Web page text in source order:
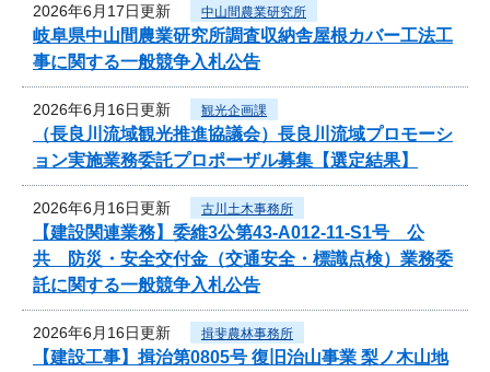
2026年6月17日更新 中山間農業研究所
岐阜県中山間農業研究所調査収納舎屋根カバー工法工
事に関する一般競争入札公告
2026年6月16日更新 観光企画課
（長良川流域観光推進協議会）長良川流域プロモーシ
ョン実施業務委託プロポーザル募集【選定結果】
2026年6月16日更新 古川土木事務所
【建設関連業務】委維3公第43-A012-11-S1号 公
共 防災・安全交付金（交通安全・標識点検）業務委
託に関する一般競争入札公告
2026年6月16日更新 揖斐農林事務所
【建設工事】揖治第0805号 復旧治山事業 梨ノ木山地